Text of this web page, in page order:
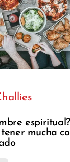
mucha